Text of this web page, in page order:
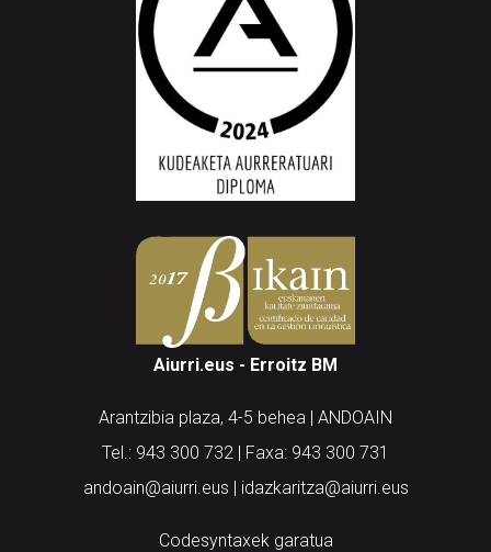
Aiurri.eus - Erroitz BM
Arantzibia plaza, 4-5 behea | ANDOAIN
Tel.: 943 300 732 | Faxa: 943 300 731
andoain@aiurri.eus | idazkaritza@aiurri.eus
Codesyntaxek garatua